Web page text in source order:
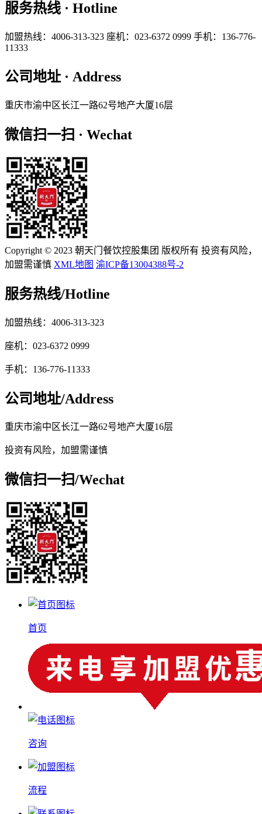
服务热线 · Hotline
加盟热线：4006-313-323 座机：023-6372 0999 手机：136-776-
11333
公司地址 · Address
重庆市渝中区长江一路62号地产大厦16层
微信扫一扫 · Wechat
Copyright © 2023 朝天门餐饮控股集团 版权所有 投资有风险，
加盟需谨慎 XML地图 渝ICP备13004388号-2
服务热线/Hotline
加盟热线：4006-313-323
座机：023-6372 0999
手机：136-776-11333
公司地址/Address
重庆市渝中区长江一路62号地产大厦16层
投资有风险，加盟需谨慎
微信扫一扫/Wechat
首页
咨询
流程